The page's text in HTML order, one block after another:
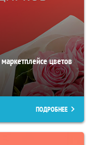
цветов
ПОДРОБНЕЕ